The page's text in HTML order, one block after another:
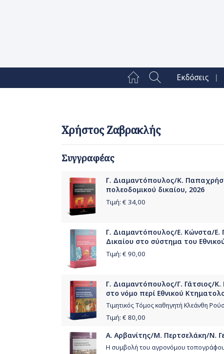
Εκδόσεις |
Χρήστος Ζαβρακλής
Συγγραφέας
Γ. Διαμαντόπουλος/Κ.
πολεοδομικού δικαίου, 2026
Τιμή: € 34,00
Γ. Διαμαντόπουλος/Ε. Κώνστα/Ε.
Δικαίου στο σύστημα του
Τιμή: € 90,00
Γ. Διαμαντόπουλος/Γ. Γάτσιος/
στο νόμο περί Εθνικού
Τιμητικός Τόμος καθηγητή Κλεάνθη
Τιμή: € 80,00
Α. Αρβανίτης/Μ. Περτσελάκη/Ν.
Η συμβολή του αγρονόμου τοπογράφου